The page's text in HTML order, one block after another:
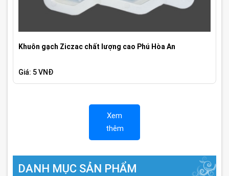
Khuôn gạch Ziczac chất lượng cao Phú Hòa An
Giá: 5 VNĐ
Xem
thêm
DANH MỤC SẢN PHẨM